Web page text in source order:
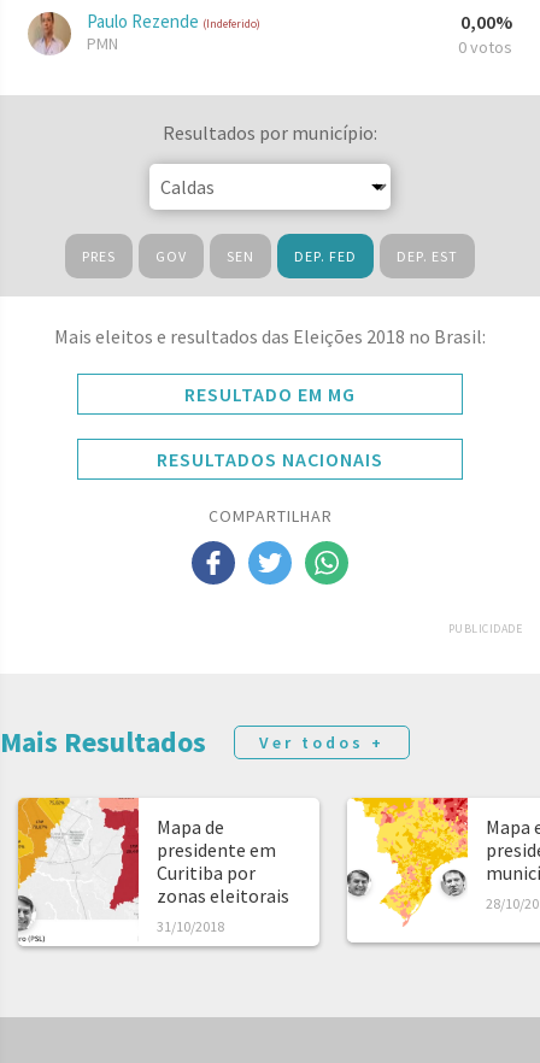
Paulo Rezende (Indeferido)
PMN
0,00%
0 votos
Resultados por município:
PRES GOV SEN DEP. FED DEP. EST
Mais eleitos e resultados das Eleições 2018 no Brasil:
RESULTADO EM MG
RESULTADOS NACIONAIS
COMPARTILHAR
PUBLICIDADE
Mais Resultados Ver todos +
Mapa de
presidente em
Curitiba por
zonas eleitorais
31/10/2018
Mapa
28/10/